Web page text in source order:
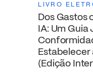
LIVRO
Dos Gastos
IA: Um
Estabelecer
(Edição